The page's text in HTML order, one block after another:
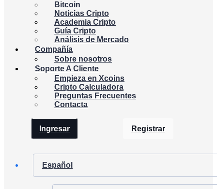
Bitcoin
Noticias Cripto
Academia Cripto
Guía Cripto
Análisis de Mercado
Compañía
Sobre nosotros
Soporte A Cliente
Empieza en Xcoins
Cripto Calculadora
Preguntas Frecuentes
Contacta
Ingresar Registrar
Español